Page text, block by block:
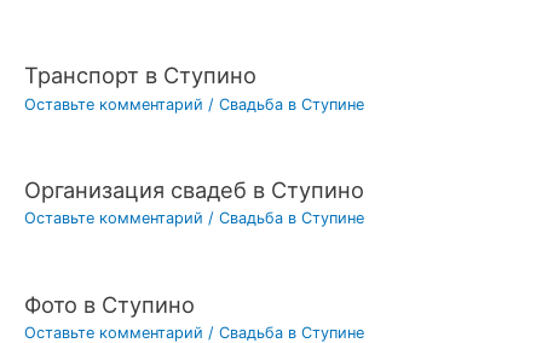
Транспорт в Ступино
Оставьте комментарий / Свадьба в Ступине
Организация свадеб в Ступино
Оставьте комментарий / Свадьба в Ступине
Фото в Ступино
Оставьте комментарий / Свадьба в Ступине